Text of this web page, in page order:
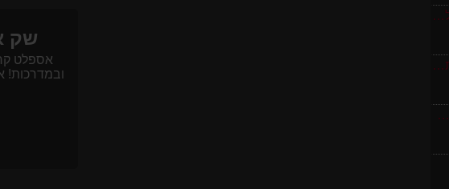
חבילת 1 מטר פסי האטה 10 קמ''ש כולל סופיות מפלסטיק
מחסום חניה פרטי כולל מנעול ומפתחות גובה 70 ס"מ
עמוד סימון גמיש 75 ס''מ ECO תוצרת אירופה
שק
אספלט
ובמדרכות!